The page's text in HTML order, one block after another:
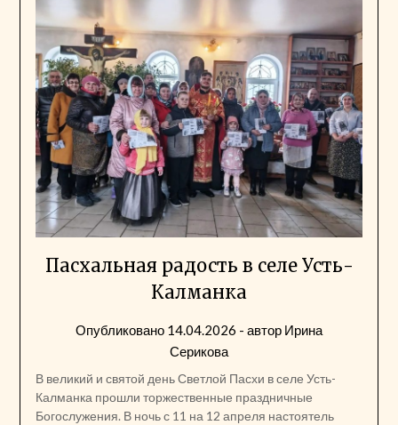
Пасхальная радость в селе Усть-
Калманка
Опубликовано 14.04.2026 - автор Ирина
Серикова
В великий и святой день Светлой Пасхи в селе Усть-
Калманка прошли торжественные праздничные
Богослужения. В ночь с 11 на 12 апреля настоятель